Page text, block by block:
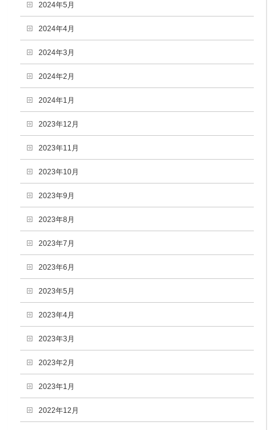
2024年5月
2024年4月
2024年3月
2024年2月
2024年1月
2023年12月
2023年11月
2023年10月
2023年9月
2023年8月
2023年7月
2023年6月
2023年5月
2023年4月
2023年3月
2023年2月
2023年1月
2022年12月